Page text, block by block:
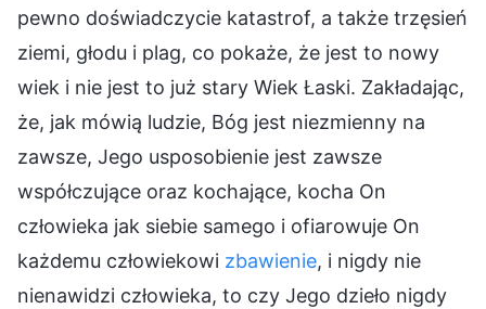
pewno doświadczycie katastrof, a także trzęsień
ziemi, głodu i plag, co pokaże, że jest to nowy
wiek i nie jest to już stary Wiek Łaski. Zakładając,
że, jak mówią ludzie, Bóg jest niezmienny na
zawsze, Jego usposobienie jest zawsze
współczujące oraz kochające, kocha On
człowieka jak siebie samego i ofiarowuje On
każdemu człowiekowi zbawienie, i nigdy nie
nienawidzi człowieka, to czy Jego dzieło nigdy